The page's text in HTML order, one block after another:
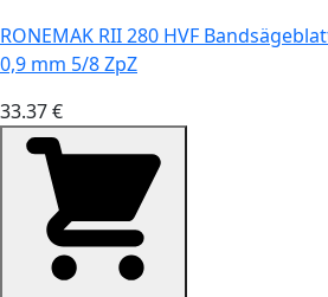
RONEMAK RII 280 HVF
0,9 mm 5/8 ZpZ
33.37 €